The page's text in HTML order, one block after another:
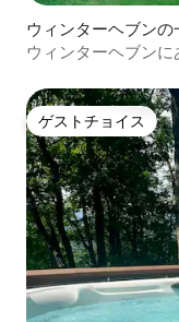
ウィンターヘブンの
ウィンターヘブン
ゲストチョイス
ゲストチョイス